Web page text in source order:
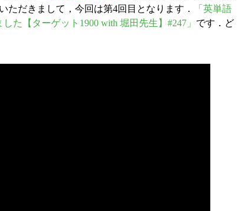
ただきまして，今回は第4回目となります．
「英単語
た【ターゲット1900 with 堀田先生】#247」 です．ど